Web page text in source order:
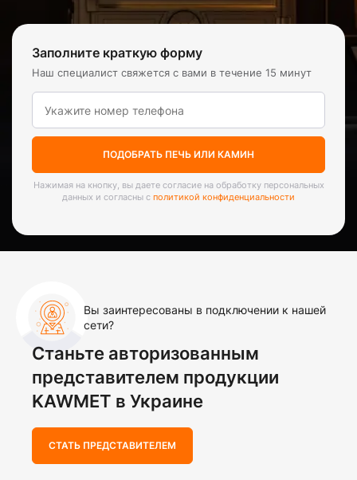
Заполните краткую форму
Наш специалист свяжется с вами в течение 15 минут
ПОДОБРАТЬ ПЕЧЬ ИЛИ КАМИН
Нажимая на кнопку, вы даете согласие на обработку персональных
данных и согласны с политикой конфиденциальности
Вы заинтересованы в подключении к нашей
сети?
Станьте авторизованным
представителем продукции
KAWMET в Украине
СТАТЬ ПРЕДСТАВИТЕЛЕМ